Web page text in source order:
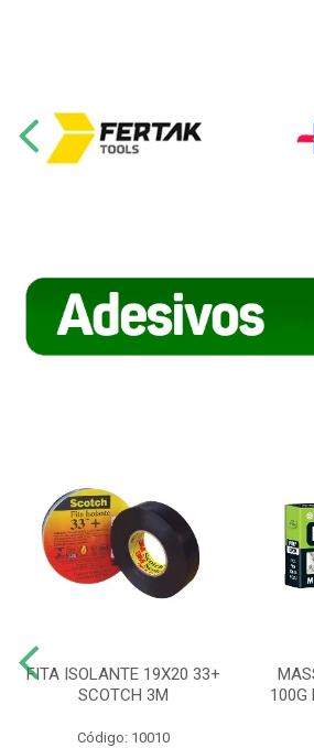
FITA ISOLANTE 19X20 33+
SCOTCH 3M
Código: 10010
100G